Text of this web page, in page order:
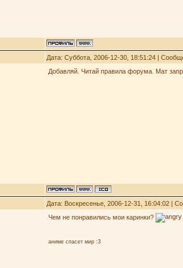
Дата: Суббота, 2006-12-30, 18:51:24 |
Добавляй. Читай правила форума. Мат
Дата: Воскресенье, 2006-12-31, 16:04:02 |
Чем не понравились мои каринки?
аниме спасет мир :3